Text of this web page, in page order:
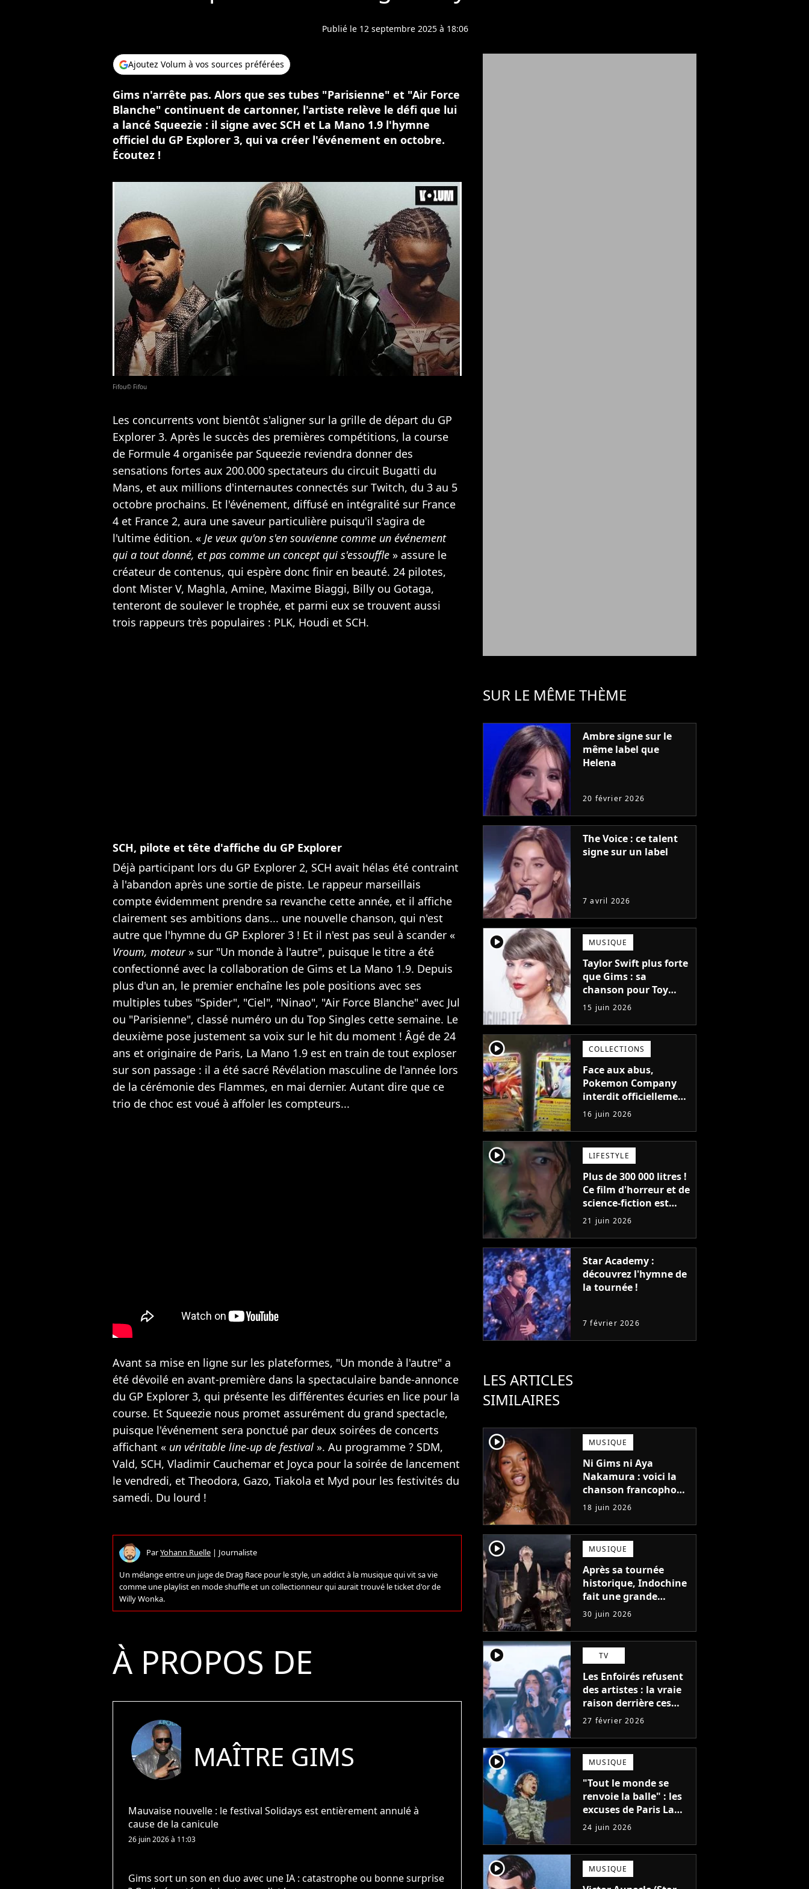
Publié le 12 septembre 2025 à 18:06
Ajoutez Volum à vos sources préférées
Gims n'arrête pas. Alors que ses tubes "Parisienne" et "Air Force
Blanche" continuent de cartonner, l'artiste relève le défi que lui
a lancé Squeezie : il signe avec SCH et La Mano 1.9 l'hymne
officiel du GP Explorer 3, qui va créer l'événement en octobre.
Écoutez !
Fifou© Fifou
Les concurrents vont bientôt s'aligner sur la grille de départ du GP
Explorer 3. Après le succès des premières compétitions, la course
de Formule 4 organisée par Squeezie reviendra donner des
sensations fortes aux 200.000 spectateurs du circuit Bugatti du
Mans, et aux millions d'internautes connectés sur Twitch, du 3 au 5
octobre prochains. Et l'événement, diffusé en intégralité sur France
4 et France 2, aura une saveur particulière puisqu'il s'agira de
l'ultime édition. « Je veux qu'on s'en souvienne comme un événement
qui a tout donné, et pas comme un concept qui s'essouffle » assure le
créateur de contenus, qui espère donc finir en beauté. 24 pilotes,
dont Mister V, Maghla, Amine, Maxime Biaggi, Billy ou Gotaga,
tenteront de soulever le trophée, et parmi eux se trouvent aussi
trois rappeurs très populaires : PLK, Houdi et SCH.
SCH, pilote et tête d'affiche du GP Explorer
Déjà participant lors du GP Explorer 2, SCH avait hélas été contraint
à l'abandon après une sortie de piste. Le rappeur marseillais
compte évidemment prendre sa revanche cette année, et il affiche
clairement ses ambitions dans... une nouvelle chanson, qui n'est
autre que l'hymne du GP Explorer 3 ! Et il n'est pas seul à scander «
Vroum, moteur» sur "Un monde à l'autre", puisque le titre a été
confectionné avec la collaboration de Gims et La Mano 1.9. Depuis
plus d'un an, le premier enchaîne les pole positions avec ses
multiples tubes "Spider", "Ciel", "Ninao", "Air Force Blanche" avec Jul
ou "Parisienne", classé numéro un du Top Singles cette semaine. Le
deuxième pose justement sa voix sur le hit du moment ! Âgé de 24
ans et originaire de Paris, La Mano 1.9 est en train de tout exploser
sur son passage : il a été sacré Révélation masculine de l'année lors
de la cérémonie des Flammes, en mai dernier. Autant dire que ce
trio de choc est voué à affoler les compteurs...
Avant sa mise en ligne sur les plateformes, "Un monde à l'autre" a
été dévoilé en avant-première dans la spectaculaire bande-annonce
du GP Explorer 3, qui présente les différentes écuries en lice pour la
course. Et Squeezie nous promet assurément du grand spectacle,
puisque l'événement sera ponctué par deux soirées de concerts
affichant « un véritable line-up de festival ». Au programme ? SDM,
Vald, SCH, Vladimir Cauchemar et Joyca pour la soirée de lancement
le vendredi, et Theodora, Gazo, Tiakola et Myd pour les festivités du
samedi. Du lourd !
ParYohann Ruelle | Journaliste
Un mélange entre un juge de Drag Race pour le style, un addict à la musique qui vit sa vie
comme une playlist en mode shuffle et un collectionneur qui aurait trouvé le ticket d'or de
Willy Wonka.
À PROPOS DE
MAÎTRE GIMS
Mauvaise nouvelle : le festival Solidays est entièrement annulé à
cause de la canicule
26 juin 2026 à 11:03
Gims sort un son en duo avec une IA : catastrophe ou bonne surprise
SUR LE MÊME THÈME
Ambre signe sur le
même label que
Helena
20 février 2026
The Voice : ce talent
signe sur un label
7 avril 2026
player2 MUSIQUE
Taylor Swift plus forte
que Gims : sa
chanson pour Toy
Story 5 fait un carton
en France, les chiffres
!
15 juin 2026
player2 COLLECTIONS
Face aux abus,
Pokemon Company
interdit officiellement
les reventes de cartes
gradées du TCG
Pokémon
16 juin 2026
player2 LIFESTYLE
Plus de 300 000 litres !
Ce film d'horreur et de
science-fiction est
officiellement le film
le plus sanglant de
tous les temps
21 juin 2026
Star Academy :
découvrez l'hymne de
la tournée !
7 février 2026
LES ARTICLES
SIMILAIRES
player2 MUSIQUE
Ni Gims ni Aya
Nakamura : voici la
chanson francophone
la plus écoutée à
l'étranger en 2025 !
18 juin 2026
player2 MUSIQUE
Après sa tournée
historique, Indochine
fait une grande
annonce que
personne n'attendait
30 juin 2026
player2 TV
Les Enfoirés refusent
des artistes : la vraie
raison derrière ces
recalés du casting
27 février 2026
player2 MUSIQUE
"Tout le monde se
renvoie la balle" : les
excuses de Paris La
Défense Arena après
le concert interrompu
d'Iron Maiden ne
passent pas
24 juin 2026
player2 MUSIQUE